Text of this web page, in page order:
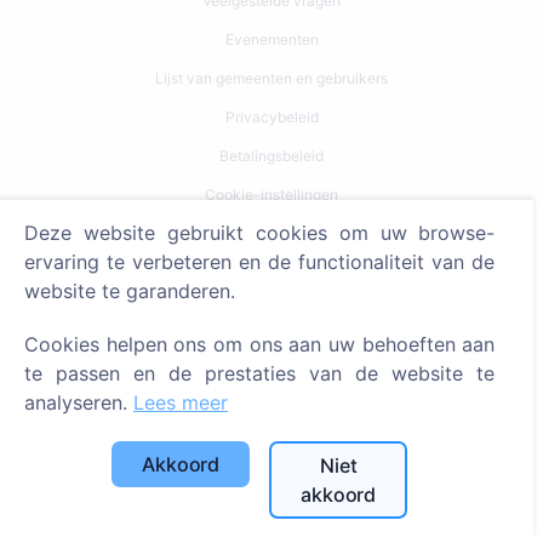
Evenementen
Lijst van gemeenten en gebruikers
Privacybeleid
Betalingsbeleid
Cookie-instellingen
Zoeken
Zoeken naar overledenen
Zoeken naar begraafplaatsen
Diensten
Contacten
SIA "CEMETY", LV40103618951
Deze website gebruikt cookies om uw browse-
ervaring te verbeteren en de functionaliteit van de
website te garanderen.
Cookies helpen ons om ons aan uw behoeften aan
te passen en de prestaties van de website te
analyseren. Lees meer
Akkoord
Niet
akkoord